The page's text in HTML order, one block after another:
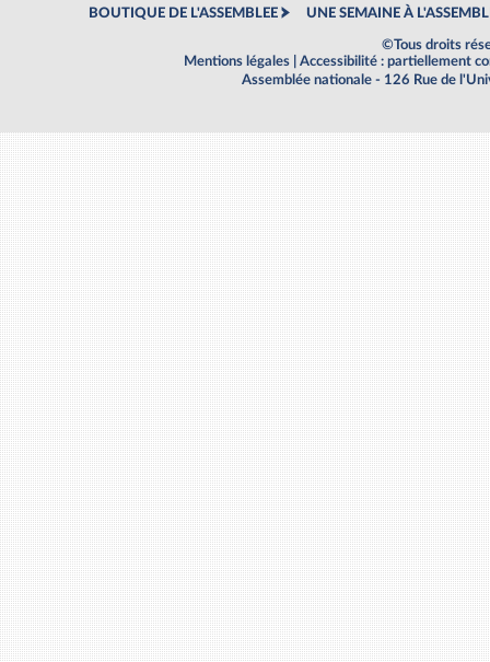
BOUTIQUE DE L'ASSEMBLEE UNE SEMAINE À
©Tous droits
Mentions légales
Accessibilité : partiellement
Assemblée nationale - 126 Rue de